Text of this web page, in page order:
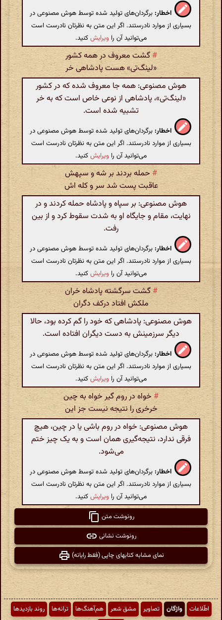
اخطار: برگردان‌های تولید شده توسط هوش مصنوعی در
بسیاری از موارد نادرستند. اگر این متن به نظرتان نادرست است
می‌توانید آن را ویرایشکنید.
# گشت معروف در همه کشور
«‌لینگ‌تی‌» هست پادشاهی خر
هوش مصنوعی: همه جا معروف شده که در کشور
«لینگ‌تی»، پادشاهی از نوعی خاص است که به خر
تشبیه شده است.
اخطار: برگردان‌های تولید شده توسط هوش مصنوعی در
بسیاری از موارد نادرستند. اگر این متن به نظرتان نادرست است
می‌توانید آن را ویرایشکنید.
# حمله بردند بر شه و سپهش
عاقبت پست شد سر و کله اش
هوش مصنوعی: بر سپاه و پادشاه حمله کردند و در
نهایت، مقام و جایگاه او به شدت سقوط کرد و از بین
رفت.
اخطار: برگردان‌های تولید شده توسط هوش مصنوعی در
بسیاری از موارد نادرستند. اگر این متن به نظرتان نادرست است
می‌توانید آن را ویرایشکنید.
#گشت سرگشته پادشاه خران
ملکش افتاد درکف دگران
هوش مصنوعی: پادشاهی که خود را گم کرده بود، حالا
دیگر سرزمینش به دست دیگران افتاده است.
اخطار: برگردان‌های تولید شده توسط هوش مصنوعی در
بسیاری از موارد نادرستند. اگر این متن به نظرتان نادرست است
می‌توانید آن را ویرایشکنید.
#خواه در روم گیر خواه به چین
خرخری را نتیجه نیست جز این
هوش مصنوعی: خواه در روم باشی یا در چین، هیچ
فرقی ندارد، نتیجه‌گیری همان است و به یک چیز ختم
می‌شود.
اخطار: برگردان‌های تولید شده توسط هوش مصنوعی در
بسیاری از موارد نادرستند. اگر این متن به نظرتان نادرست است
می‌توانید آن را ویرایشکنید.
رونوشت متن
رونوشت نشانی
نمای مشابه کتابهای چاپی (فقط رایانه)
اطّلاعات واژگان تصاویر مشق شعر هم‌آهنگ‌ها ترانه‌ها روند بازدیدها